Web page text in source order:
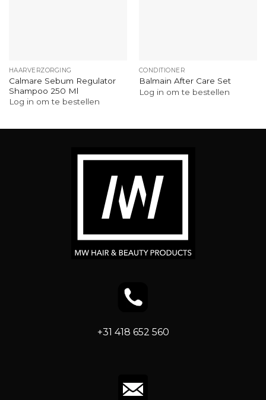
HAARVERZORGING
Calmare Sebum Regulator
Shampoo 250 Ml
Log in om te bestellen
CONDITIONER
Balmain After Care Set
Log in om te bestellen
+31 418 652 560